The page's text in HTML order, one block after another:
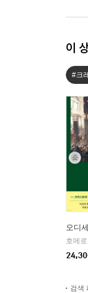
이
#크
오디
검색